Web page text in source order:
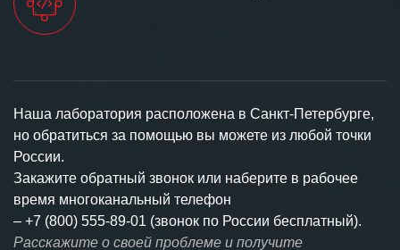
Наша лаборатория расположена в Санкт-Петербурге,
но обратиться за помощью вы можете из любой точки
России.
Закажите обратный звонок или наберите в рабочее
время многоканальный телефон
– +7 (800) 555-89-01 (звонок по России бесплатный).
Расскажите о своей проблеме и получите